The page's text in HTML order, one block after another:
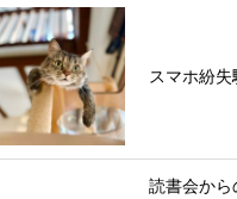
スマホ紛失
読書会から